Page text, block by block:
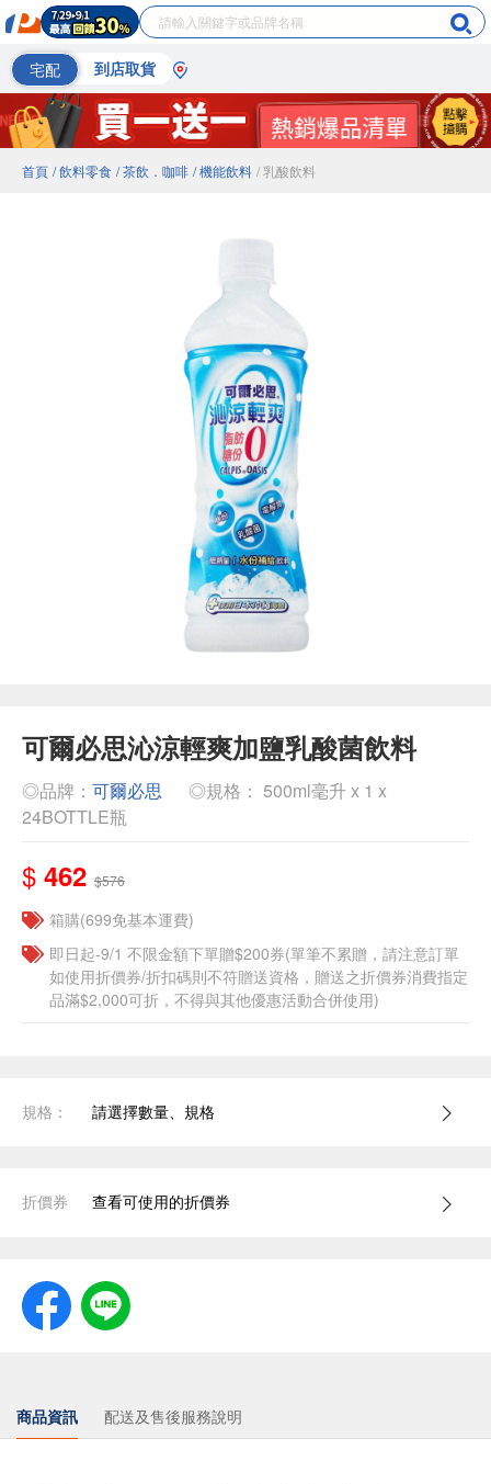
宅配 到店取貨
首頁 / 飲料零食 / 茶飲．咖啡 / 機能飲料 / 乳酸飲料
可爾必思沁涼輕爽加鹽乳酸菌飲料
◎品牌： 可爾必思
◎規格： 500ml毫升 x 1 x
24BOTTLE瓶
$ 462 $576
箱購(699免基本運費)
即日起-9/1 不限金額下單贈$200券(單筆不累贈，請注意訂單
如使用折價券/折扣碼則不符贈送資格，贈送之折價券消費指定
品滿$2,000可折，不得與其他優惠活動合併使用)
規格： 請選擇數量、規格
折價券 查看可使用的折價券
商品資訊 配送及售後服務說明